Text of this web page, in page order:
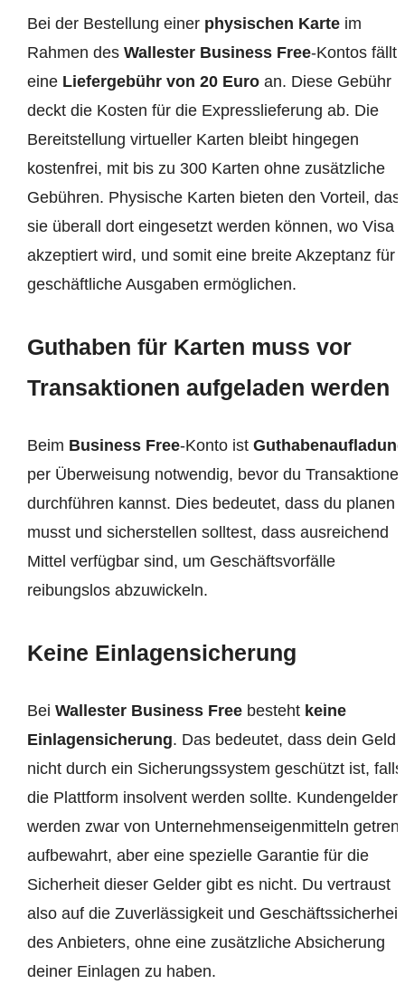
Bei der Bestellung einer physischen Karteim
Rahmen des Wallester Business Free-Kontos fällt
eine Liefergebühr von 20 Euroan. Diese Gebühr
deckt die Kosten für die Expresslieferung ab. Die
Bereitstellung virtueller Karten bleibt hingegen
kostenfrei, mit bis zu 300 Karten ohne zusätzliche
Gebühren. Physische Karten bieten den Vorteil,
sie überall dort eingesetzt werden können, wo Visa
akzeptiert wird, und somit eine breite Akzeptanz für
geschäftliche Ausgaben ermöglichen.
Guthaben für Karten muss vor
Transaktionen aufgeladen werden
Beim Business Free-Konto ist
per Überweisung notwendig, bevor du
durchführen kannst. Dies bedeutet, dass du planen
musst und sicherstellen solltest, dass ausreichend
Mittel verfügbar sind, um Geschäftsvorfälle
reibungslos abzuwickeln.
Keine Einlagensicherung
Bei Wallester Business Freebesteht keine
Einlagensicherung. Das bedeutet, dass dein Geld
nicht durch ein Sicherungssystem geschützt ist, falls
die Plattform insolvent werden sollte. Kundengelder
werden zwar von Unternehmenseigenmitteln
aufbewahrt, aber eine spezielle Garantie für die
Sicherheit dieser Gelder gibt es nicht. Du vertraust
also auf die Zuverlässigkeit und Geschäftssicherheit
des Anbieters, ohne eine zusätzliche Absicherung
deiner Einlagen zu haben.